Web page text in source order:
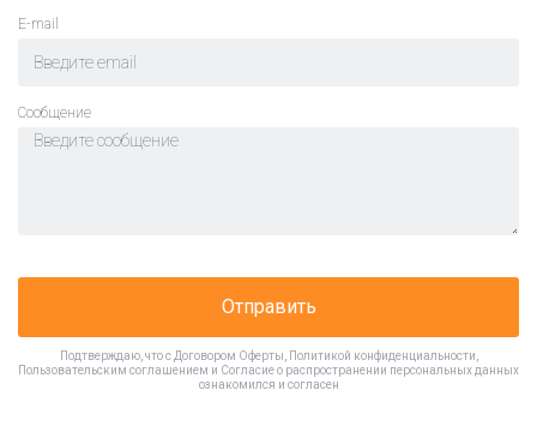
E-mail
Cообщение
Отправить
Подтверждаю, что с Договором Оферты Политикой конфиденциальности
Пользовательским соглашением и Согласие о распространении персональных данных
ознакомился и согласен